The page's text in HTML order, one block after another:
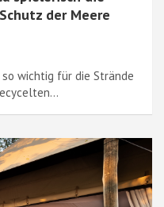
der Meere
so wichtig für die Strände